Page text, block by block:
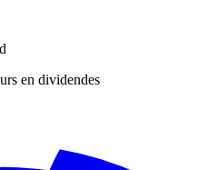
en dividendes